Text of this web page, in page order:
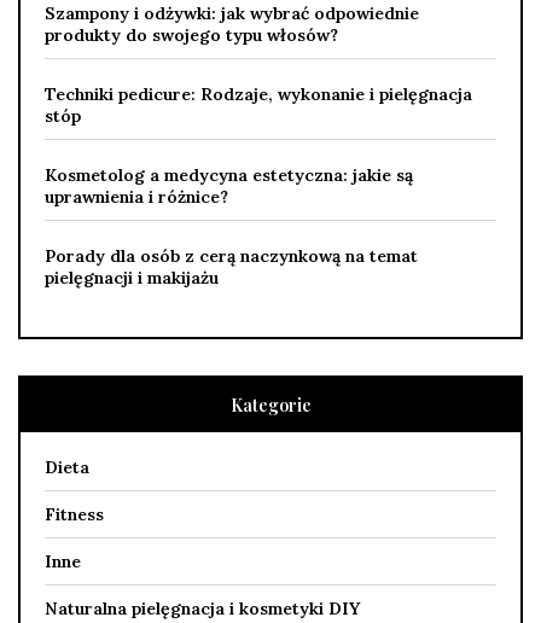
Szampony i odżywki: jak wybrać odpowiednie
produkty do swojego typu włosów?
Techniki pedicure: Rodzaje, wykonanie i pielęgnacja
stóp
Kosmetolog a medycyna estetyczna: jakie są
uprawnienia i różnice?
Porady dla osób z cerą naczynkową na temat
pielęgnacji i makijażu
Kategorie
Dieta
Fitness
Inne
Naturalna pielęgnacja i kosmetyki DIY